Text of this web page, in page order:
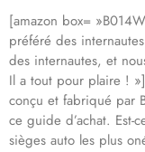
[amazon box=
préféré des
des internautes, et
Il a tout pour plaire !
conçu et fabriqué par
ce guide d’achat. Est-
sièges auto les plus